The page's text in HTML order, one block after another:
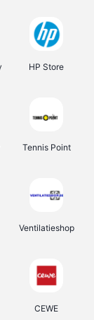
HP Store
Tennis Point
Ventilatieshop
CEWE